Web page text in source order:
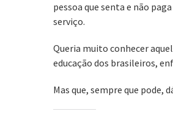
pessoa que senta e não
serviço.
Queria muito conhecer
educação dos brasileiros,
Mas que, sempre que pode,